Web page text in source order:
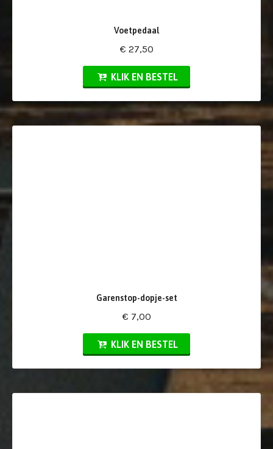
Voetpedaal
€ 27,50
KLIK EN BESTEL
Garenstop-dopje-set
€ 7,00
KLIK EN BESTEL